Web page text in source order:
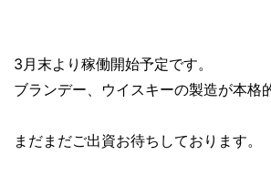
3月末より稼働開始予定です。
ブランデー、ウイスキーの製造が本格
まだまだご出資お待ちしております。